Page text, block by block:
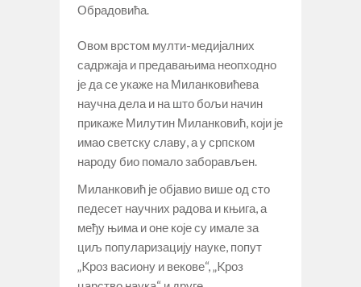
Обрадовића.
Овом врстом мулти-медијалних
садржаја и предавањима неопходно
је да се укаже на Миланковићева
научна дела и на што бољи начин
прикаже Милутин Миланковић, који је
имао светску славу, а у српском
народу био помало заборављен.
Миланковић је објавио више од сто
педесет научних радова и књига, а
међу њима и оне које су имале за
циљ популаризацију науке, попут
„Kроз васиону и векове“, „Kроз